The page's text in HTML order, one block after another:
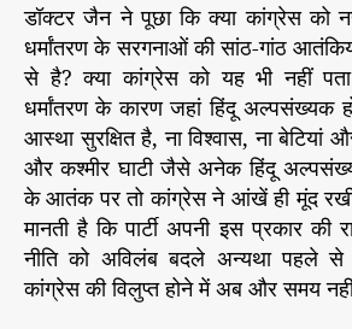
डॉक्टर जैन ने पूछा कि क्या कांग्रेस को
धर्मांतरण के सरगनाओं की सांठ-गांठ
से है? क्या कांग्रेस को यह भी नहीं
धर्मांतरण के कारण जहां हिंदू अल्पसंख्यक
आस्था सुरक्षित है, ना विश्वास, ना बेटियां
और कश्मीर घाटी जैसे अनेक हिंदू
के आतंक पर तो कांग्रेस ने आंखें ही मूंद रखी
मानती है कि पार्टी अपनी इस प्रकार की
नीति को अविलंब बदले अन्यथा पहले से
कांग्रेस की विलुप्त होने में अब और समय